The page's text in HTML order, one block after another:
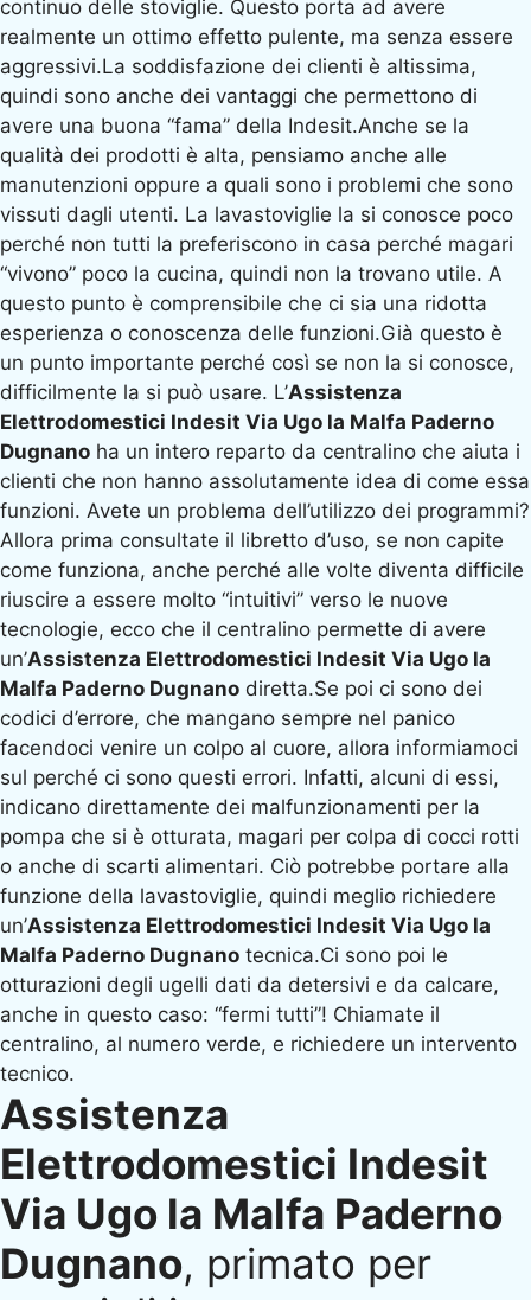
continuo delle stoviglie. Questo porta ad avere
realmente un ottimo effetto pulente, ma senza essere
aggressivi.La soddisfazione dei clienti è altissima,
quindi sono anche dei vantaggi che permettono di
avere una buona “fama” della Indesit.Anche se la
qualità dei prodotti è alta, pensiamo anche alle
manutenzioni oppure a quali sono i problemi che sono
vissuti dagli utenti. La lavastoviglie la si conosce poco
perché non tutti la preferiscono in casa perché magari
“vivono” poco la cucina, quindi non la trovano utile. A
questo punto è comprensibile che ci sia una ridotta
esperienza o conoscenza delle funzioni.Già questo è
un punto importante perché così se non la si conosce,
difficilmente la si può usare. L’Assistenza
Elettrodomestici Indesit Via Ugo la Malfa Paderno
Dugnano ha un intero reparto da centralino che aiuta i
clienti che non hanno assolutamente idea di come essa
funzioni. Avete un problema dell’utilizzo dei programmi?
Allora prima consultate il libretto d’uso, se non capite
come funziona, anche perché alle volte diventa difficile
riuscire a essere molto “intuitivi” verso le nuove
tecnologie, ecco che il centralino permette di avere
un’Assistenza Elettrodomestici Indesit Via Ugo la
Malfa Paderno Dugnano diretta.Se poi ci sono dei
codici d’errore, che mangano sempre nel panico
facendoci venire un colpo al cuore, allora informiamoci
sul perché ci sono questi errori. Infatti, alcuni di essi,
indicano direttamente dei malfunzionamenti per la
pompa che si è otturata, magari per colpa di cocci rotti
o anche di scarti alimentari. Ciò potrebbe portare alla
funzione della lavastoviglie, quindi meglio richiedere
un’Assistenza Elettrodomestici Indesit Via Ugo la
Malfa Paderno Dugnano tecnica.Ci sono poi le
otturazioni degli ugelli dati da detersivi e da calcare,
anche in questo caso: “fermi tutti”! Chiamate il
centralino, al numero verde, e richiedere un intervento
tecnico.
Assistenza
Elettrodomestici Indesit
Via Ugo la Malfa Paderno
Dugnano, primato per